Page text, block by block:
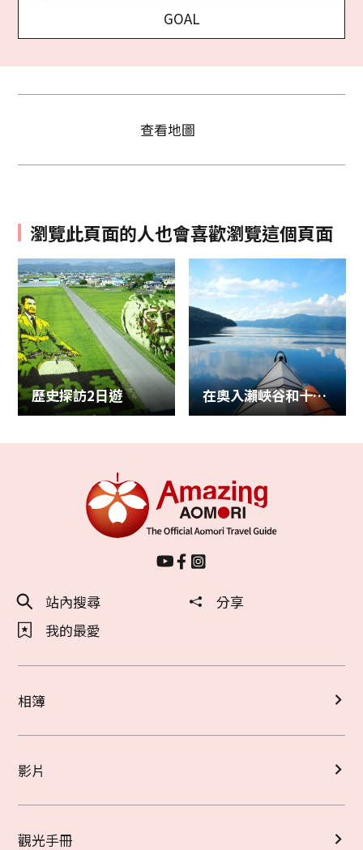
GOAL
查看地圖
瀏覽此頁面的人也會喜歡瀏覽這個頁面
歷史探訪2日遊 在奧入瀨峽谷和十和田湖享受活動
站內搜尋
分享
我的最愛
相簿
影片
觀光手冊